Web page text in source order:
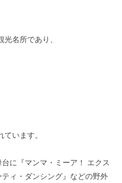
名所であり、
います。
に『マンマ・ミーア！ エクス
ィ・ダンシング』などの野外